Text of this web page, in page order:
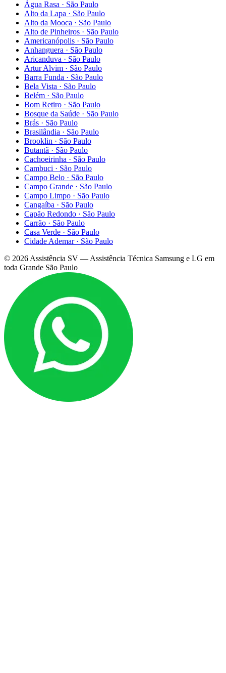
Água Rasa · São Paulo
Alto da Lapa · São Paulo
Alto da Mooca · São Paulo
Alto de Pinheiros · São Paulo
Americanópolis · São Paulo
Anhanguera · São Paulo
Aricanduva · São Paulo
Artur Alvim · São Paulo
Barra Funda · São Paulo
Bela Vista · São Paulo
Belém · São Paulo
Bom Retiro · São Paulo
Bosque da Saúde · São Paulo
Brás · São Paulo
Brasilândia · São Paulo
Brooklin · São Paulo
Butantã · São Paulo
Cachoeirinha · São Paulo
Cambuci · São Paulo
Campo Belo · São Paulo
Campo Grande · São Paulo
Campo Limpo · São Paulo
Cangaíba · São Paulo
Capão Redondo · São Paulo
Carrão · São Paulo
Casa Verde · São Paulo
Cidade Ademar· São Paulo
© 2026Assistência SV — Assistência Técnica Samsung e LG em
toda Grande São Paulo